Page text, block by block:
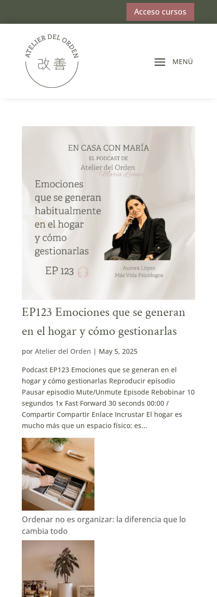
Acceso cursos
EP123 Emociones que se generan
en el hogar y cómo gestionarlas
por Atelier del Orden | May 5, 2025
Podcast EP123 Emociones que se generan en el
hogar y cómo gestionarlas Reproducir episodio
Pausar episodio Mute/Unmute Episode Rebobinar 10
segundos 1x Fast Forward 30 seconds 00:00 /
Compartir Compartir Enlace Incrustar El hogar es
mucho más que un espacio físico: es...
Ordenar no es organizar: la diferencia que lo
cambia todo